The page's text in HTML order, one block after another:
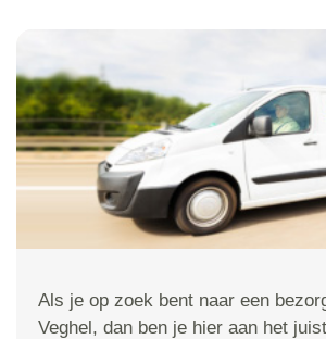
Als je op zoek bent naar een
Veghel, dan ben je hier aan het